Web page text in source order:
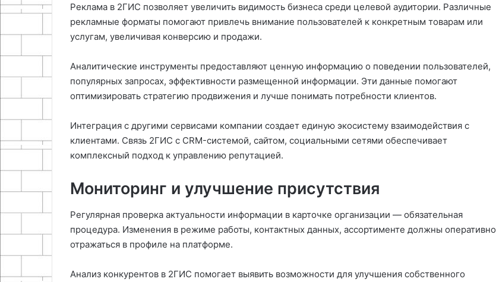
Реклама в 2ГИС позволяет увеличить видимость бизнеса среди целевой аудитории. Различные
рекламные форматы помогают привлечь внимание пользователей к конкретным товарам или
услугам, увеличивая конверсию и продажи.
Аналитические инструменты предоставляют ценную информацию о поведении пользователей,
популярных запросах, эффективности размещенной информации. Эти данные помогают
оптимизировать стратегию продвижения и лучше понимать потребности клиентов.
Интеграция с другими сервисами компании создает единую экосистему взаимодействия с
клиентами. Связь 2ГИС с CRM-системой, сайтом, социальными сетями обеспечивает
комплексный подход к управлению репутацией.
Мониторинг и улучшение присутствия
Регулярная проверка актуальности информации в карточке организации — обязательная
процедура. Изменения в режиме работы, контактных данных, ассортименте должны оперативно
отражаться в профиле на платформе.
Анализ конкурентов в 2ГИС помогает выявить возможности для улучшения собственного